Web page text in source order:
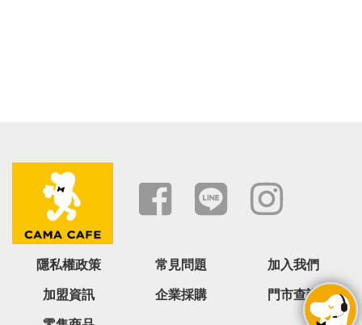
隱私權政策 常見問題 加入我們
加盟資訊 企業採購 門市查詢